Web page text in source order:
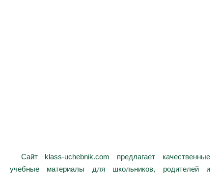
Сайт klass-uchebnik.com предлагает качественные
учебные материалы для школьников, родителей и